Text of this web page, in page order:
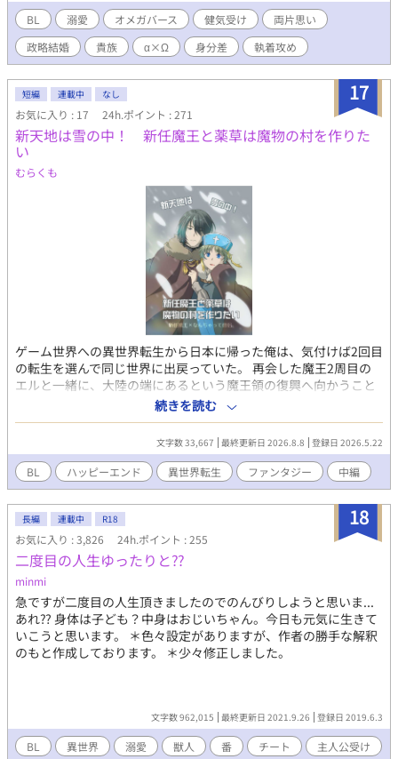
は成り得ない。 それでも、一抹の期待が拭えない、哀れなセ
リ。 いつ、ローレンに捨てられてもいいように、準備はしてあ
る。 結婚後、二年経っても子を成さない夫婦に、新しいオメガ
が宛がわれることが決まったその日から、ローレンとセリの間に
変化が起こり始める… ―――例え叶わなくても、ずっと傍にい
たかった… 陰日向から愛を馳せるだけで、よかった。 よかっ
たはずなのに… 呼ぶことを許されない愛しい人の名前を心の中
で何度も囁いて、今夜も僕は一人で眠る。 ◇◇◇ 片思いのすれ
違い夫婦の話。ふんわり貴族設定。 二人が幸せに愛を伝えあえ
る日が来る日を願って…。 セリ （１８） 南方育ち・黒髪・は
しばみの瞳・オメガ・伯爵 ローレン（２４） 北方育ち・銀髪・碧
眼・アルファ・侯爵 ◇◇◇ ５０話で完結となります。 お付き
合いありがとうございました！ ♡やエール、ご感想のおかげで
最後まではしりきれました。 おまけエピソードをちょっぴり書
いてますので、もう少しのんびりお付き合いいただけたら、嬉し
いです◎ また次回作のオメガバースでお会いできる日を願って
BL 溺愛 オメガバース 健気受け
両片思い
政略結婚
貴族 α×Ω 身分差 執着攻め
17
短編 連載中 なし
お気に入り : 17 24h.ポイント : 271
新天地は雪の中！ 新任魔王と薬草は魔物の村を作りた
い
むらくも
ゲーム世界への異世界転生から日本に帰った俺は、気付けば2回目
の転生を選んで同じ世界に出戻っていた。 再会した魔王2周目の
エルと一緒に、大陸の端にあるという魔王領の復興へ向かうこと
に。 人間と魔物の和解が始まって、衝突も落ち着いてきたキミツ
ナ世界。 今度はのんびり魔物達の棲み処を作る旅に……って着い
た先には雪しかないが！？ ラスダンだった魔王城が廃墟なんだ
が！？ 元オタクと2週目魔王が引き連れるのは、魔物に勇者、聖
女、現地の兵士達。 襲い来る黒い魔物を退け、荒れ果てた魔王城
を拠点として再整備せよ。 そんな感じで今度は街づくりシミュレ
ーションっぽい。 ……いや、キミツナってＲＰＧでは？ 元を辿
れば乙女ゲーだったよな？？ ジャンル迷子なゲーム世界で奮闘す
る、転生者二人と愉快な仲間達の珍道中ファンタジー（ＢＬ） ※
戦闘描写に少々流血表現が入ります。 ※BL要素はほんのりです。
続きを読む
文字数 33,667 最終更新日 2026.8.8 登録日 2026.5.22
BL ハッピーエンド 異世界転生 ファンタジー 中編
18
長編 連載中 R18
お気に入り : 3,826 24h.ポイント : 255
二度目の人生ゆったりと⁇
minmi
急ですが二度目の人生頂きましたのでのんびりしようと思いま...
あれ⁇ 身体は子ども？中身はおじいちゃん。今日も元気に生きて
いこうと思います。 ＊色々設定がありますが、作者の勝手な解釈
のもと作成しております。 ＊少々修正しました。
文字数 962,015 最終更新日 2021.9.26 登録日 2019.6.3
BL 異世界 溺愛 獣人 番 チート
主人公受け